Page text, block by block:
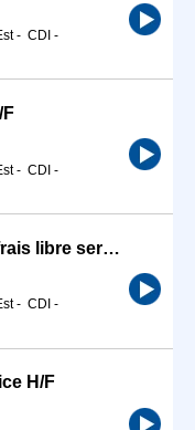
- CDI -
F
- CDI -
Employé commercial produits frais libre service H/F
- CDI -
H/F